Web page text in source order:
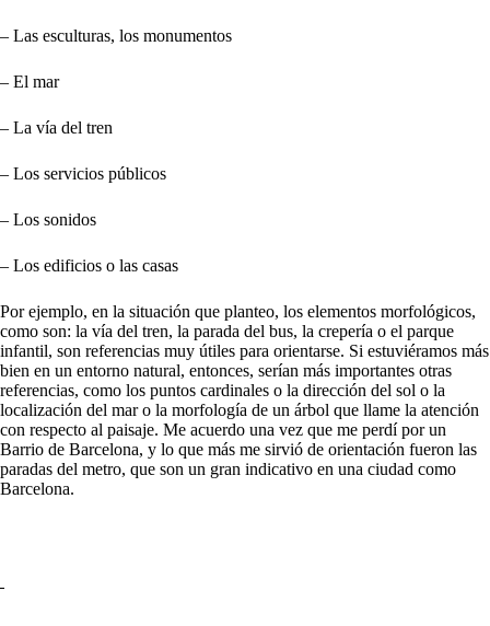
– Las esculturas, los monumentos
– El mar
– La vía del tren
– Los servicios públicos
– Los sonidos
– Los edificios o las casas
Por ejemplo, en la situación que planteo, los elementos morfológicos,
como son: la vía del tren, la parada del bus, la crepería o el parque
infantil, son referencias muy útiles para orientarse. Si estuviéramos más
bien en un entorno natural, entonces, serían más importantes otras
referencias, como los puntos cardinales o la dirección del sol o la
localización del mar o la morfología de un árbol que llame la atención
con respecto al paisaje. Me acuerdo una vez que me perdí por un
Barrio de Barcelona, y lo que más me sirvió de orientación fueron las
paradas del metro, que son un gran indicativo en una ciudad como
Barcelona.